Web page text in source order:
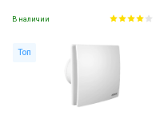
В наличии
Топ